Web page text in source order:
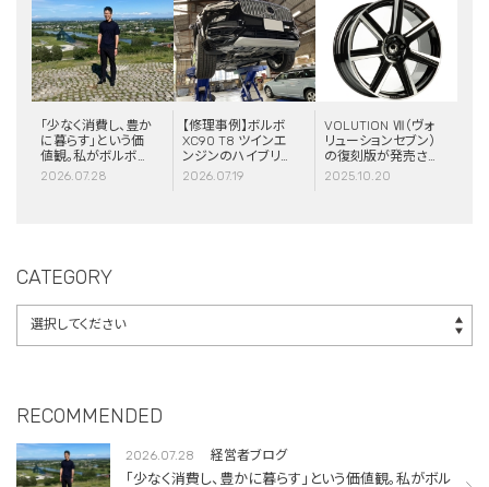
「少なく消費し、豊か
に暮らす」という価
値観。私がボルボと
スウェーデンに惹か
2026.07.28
【修理事例】ボルボ
XC90 T8 ツインエ
ンジンのハイブリッ
ドシステム故障・
2026.07.19
VOLUTION Ⅶ（ヴォ
リューションセブン）
の復刻版が発売さ
れました！
2025.10.20
CATEGORY
RECOMMENDED
2026.07.28 経営者ブログ
「少なく消費し、豊かに暮らす」という価値観。私がボル